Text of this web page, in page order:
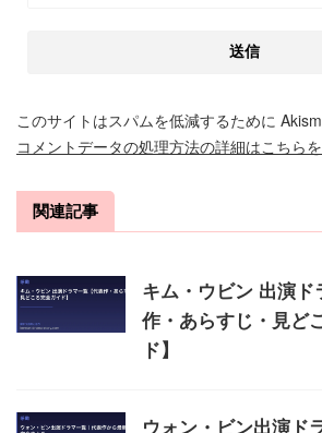
このサイトはスパムを低減するために
コメントデータの処理方法の詳細はこちら
関連記事
キム・ウビン 出演
作・あらすじ・見ど
ド】
ウォン・ビン出演ド